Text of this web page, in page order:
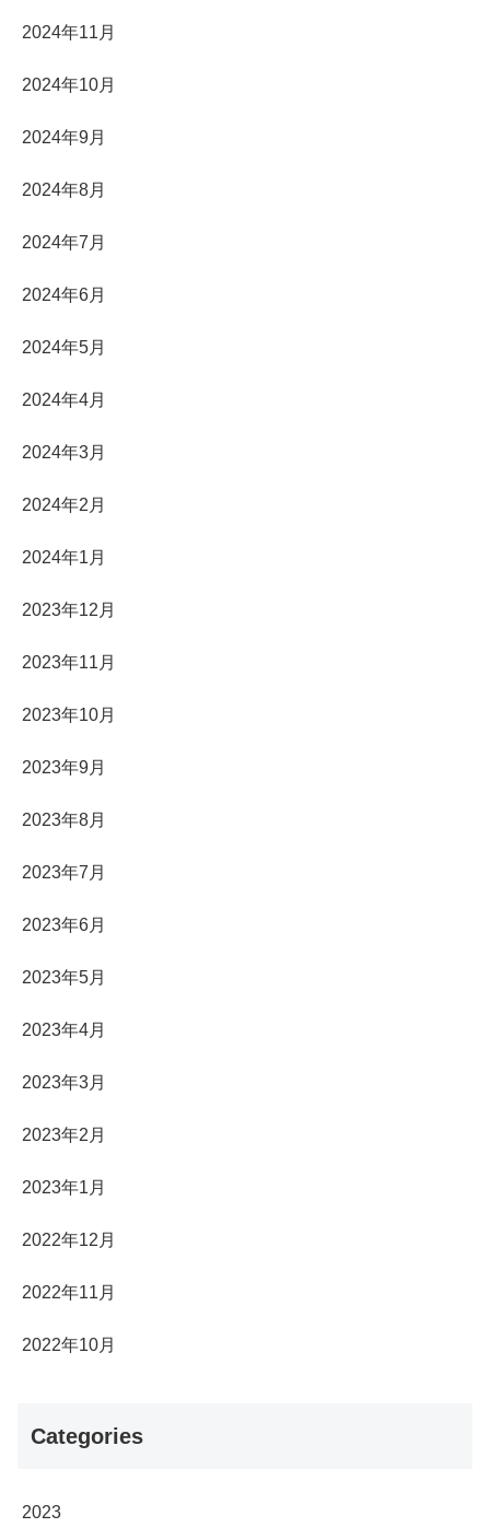
2024年11月
2024年10月
2024年9月
2024年8月
2024年7月
2024年6月
2024年5月
2024年4月
2024年3月
2024年2月
2024年1月
2023年12月
2023年11月
2023年10月
2023年9月
2023年8月
2023年7月
2023年6月
2023年5月
2023年4月
2023年3月
2023年2月
2023年1月
2022年12月
2022年11月
2022年10月
Categories
2023